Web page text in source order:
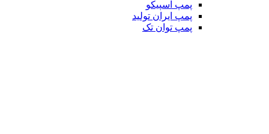
پمپ اسپیکو
پمپ ایران تولید
پمپ توان تک